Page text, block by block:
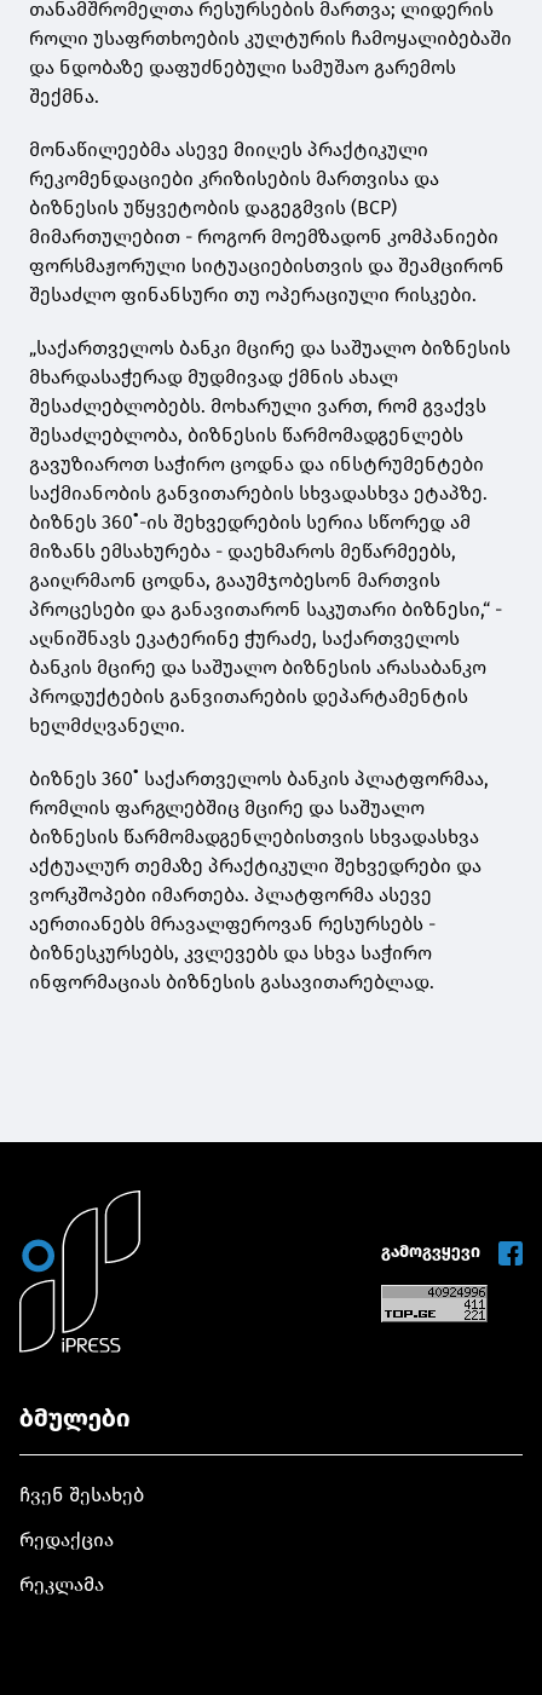
თანამშრომელთა რესურსების მართვა; ლიდერის
როლი უსაფრთხოების კულტურის ჩამოყალიბებაში
და ნდობაზე დაფუძნებული სამუშაო გარემოს
შექმნა.
მონაწილეებმა ასევე მიიღეს პრაქტიკული
რეკომენდაციები კრიზისების მართვისა და
ბიზნესის უწყვეტობის დაგეგმვის (BCP)
მიმართულებით - როგორ მოემზადონ კომპანიები
ფორსმაჟორული სიტუაციებისთვის და შეამცირონ
შესაძლო ფინანსური თუ ოპერაციული რისკები.
„საქართველოს ბანკი მცირე და საშუალო ბიზნესის
მხარდასაჭერად მუდმივად ქმნის ახალ
შესაძლებლობებს. მოხარული ვართ, რომ გვაქვს
შესაძლებლობა, ბიზნესის წარმომადგენლებს
გავუზიაროთ საჭირო ცოდნა და ინსტრუმენტები
საქმიანობის განვითარების სხვადასხვა ეტაპზე.
ბიზნეს 360˚-ის შეხვედრების სერია სწორედ ამ
მიზანს ემსახურება - დაეხმაროს მეწარმეებს,
გაიღრმაონ ცოდნა, გააუმჯობესონ მართვის
პროცესები და განავითარონ საკუთარი ბიზნესი,“ -
აღნიშნავს ეკატერინე ჭურაძე, საქართველოს
ბანკის მცირე და საშუალო ბიზნესის არასაბანკო
პროდუქტების განვითარების დეპარტამენტის
ხელმძღვანელი.
ბიზნეს 360˚ საქართველოს ბანკის პლატფორმაა,
რომლის ფარგლებშიც მცირე და საშუალო
ბიზნესის წარმომადგენლებისთვის სხვადასხვა
აქტუალურ თემაზე პრაქტიკული შეხვედრები და
ვორკშოპები იმართება. პლატფორმა ასევე
აერთიანებს მრავალფეროვან რესურსებს -
ბიზნესკურსებს, კვლევებს და სხვა საჭირო
ინფორმაციას ბიზნესის გასავითარებლად.
გამოგვყევი
ბმულები
ჩვენ შესახებ
რედაქცია
რეკლამა